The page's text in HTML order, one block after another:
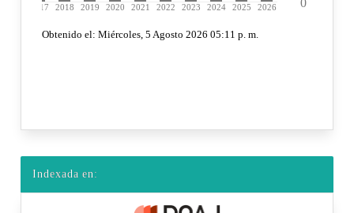
Indexada en: